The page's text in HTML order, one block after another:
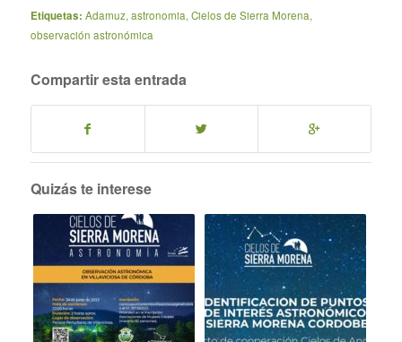
Etiquetas: Adamuz,astronomia,Cielos de Sierra Morena,
observación astronómica
Compartir esta entrada
Quizás te interese